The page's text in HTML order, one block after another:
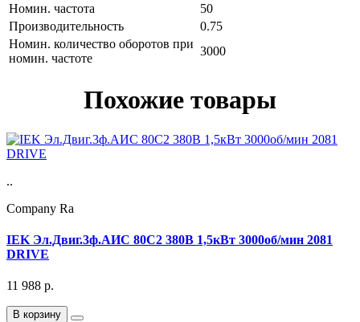
Номин. частота
50
Производительность
0.75
Номин. количество оборотов при
номин. частоте
3000
Похожие товары
..
Company Ra
IEK Эл.Двиг.3ф.АИС 80C2 380В 1,5кВт 3000об/мин 2081
DRIVE
11 988 р.
В корзину